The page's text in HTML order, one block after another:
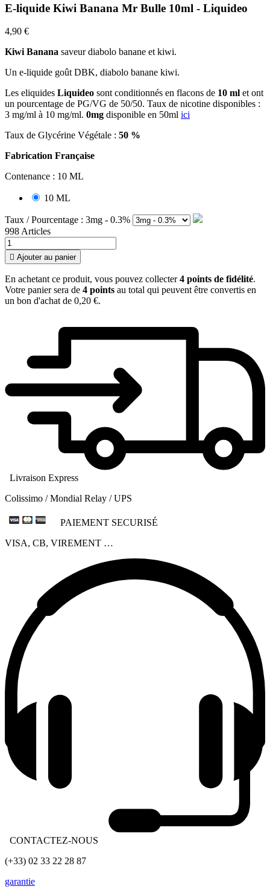
E-liquide Kiwi Banana Mr Bulle 10ml - Liquideo
4,90 €
Kiwi Banana saveur diabolo banane et kiwi.
Un e-liquide goût DBK, diabolo banane kiwi.
Les eliquides Liquideo sont conditionnés en flacons de 10 ml et ont
un pourcentage de PG/VG de 50/50. Taux de nicotine disponibles :
3 mg/ml à 10 mg/ml. 0mg disponible en 50ml ici
Taux de Glycérine Végétale : 50 %
Fabrication Française
Contenance : 10 ML
10 ML
Taux / Pourcentage : 3mg - 0.3%
998 Articles
 Ajouter au panier
En achetant ce produit, vous pouvez collecter4 points de fidélité.
Votre panier sera de 4 points au total qui peuvent être convertis en
un bon d'achat de 0,20 €.
Livraison Express
Colissimo / Mondial Relay / UPS
PAIEMENT SECURISÉ
VISA, CB, VIREMENT …
CONTACTEZ-NOUS
(+33) 02 33 22 28 87
garantie